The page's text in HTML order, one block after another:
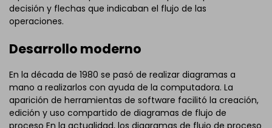
decisión y flechas que indicaban el flujo de las
operaciones.
Desarrollo moderno
En la década de 1980 se pasó de realizar diagramas a
mano a realizarlos con ayuda de la computadora. La
aparición de herramientas de software facilitó la creación,
edición y uso compartido de diagramas de flujo de
proceso En la actualidad, los diagramas de flujo de proceso